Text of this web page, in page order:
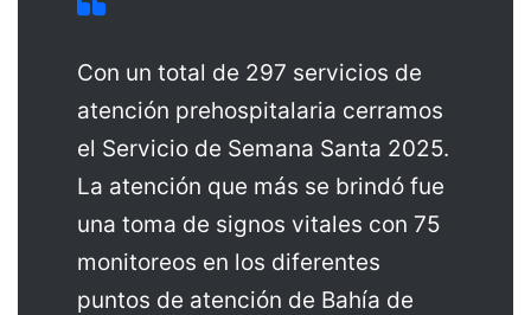
Con un total de 297 servicios de
atención prehospitalaria cerramos
el Servicio de Semana Santa 2025.
La atención que más se brindó fue
una toma de signos vitales con 75
monitoreos en los diferentes
puntos de atención de Bahía de